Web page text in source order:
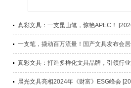
真彩文具：一支昆山笔，惊艳APEC！
一支笔，撬动百万流量！国产文具发布会
真彩文具：打造多样化文具品牌，引领行
晨光文具亮相2024年《财富》ESG峰会